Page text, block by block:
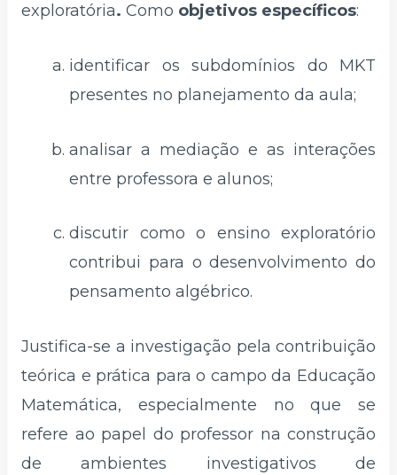
exploratória. Como objetivos específicos:
identificar os subdomínios do MKT
presentes no planejamento da aula;
analisar a mediação e as interações
entre professora e alunos;
discutir como o ensino exploratório
contribui para o desenvolvimento do
pensamento algébrico.
Justifica-se a investigação pela contribuição
teórica e prática para o campo da Educação
Matemática, especialmente no que se
refere ao papel do professor na construção
de ambientes investigativos de